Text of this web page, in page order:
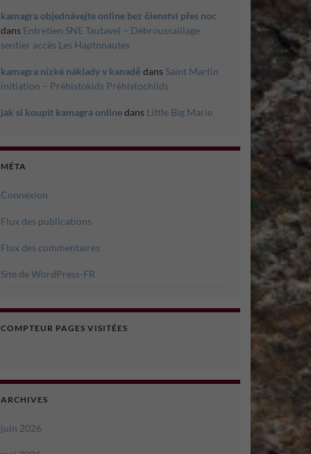
kamagra objednávejte online bez členství přes noc
dans Entretien SNE Tautavel – Débroussaillage
sentier accès Les Haptonautes
kamagra nízké náklady v kanadě dans Saint Martin
initiation – Préhistokids Préhistochilds
jak si koupit kamagra onlinedans Little Big Marie
MÉTA
Connexion
Flux des publications
Flux des commentaires
Site de WordPress-FR
COMPTEUR PAGES VISITÉES
ARCHIVES
juin 2026